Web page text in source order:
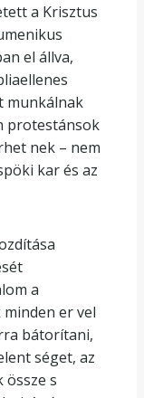
a Krisztus
el állva,
munkálnak
protestánsok
nek – nem
kar és az
a
er vel
bátorítani,
séget, az
össze s